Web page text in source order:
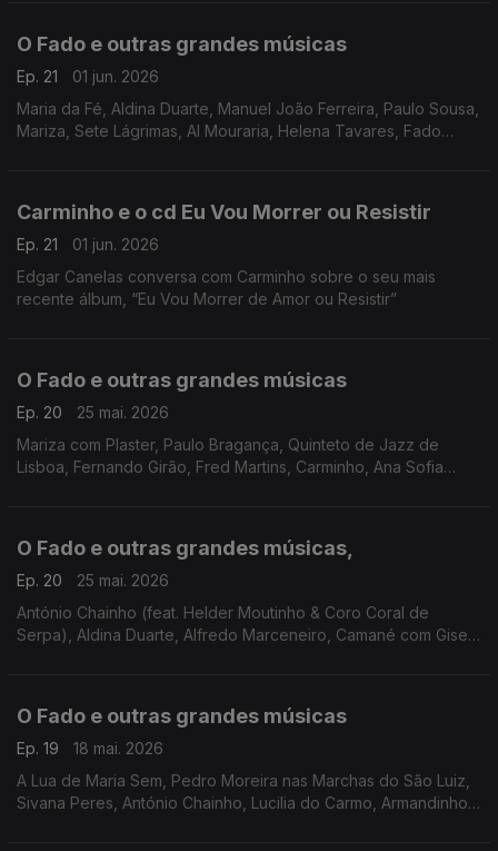
O Fado e outras grandes músicas
Ep. 21
01 jun. 2026
Maria da Fé, Aldina Duarte, Manuel João Ferreira, Paulo Sousa,
Mariza, Sete Lágrimas, Al Mouraria, Helena Tavares, Fado
Carminho e o cd Eu Vou Morrer ou Resistir
Ep. 21
01 jun. 2026
Edgar Canelas conversa com Carminho sobre o seu mais
recente álbum, “Eu Vou Morrer de Amor ou Resistir”
O Fado e outras grandes músicas
Ep. 20
25 mai. 2026
Mariza com Plaster, Paulo Bragança, Quinteto de Jazz de
Lisboa, Fernando Girão, Fred Martins, Carminho, Ana Sofia
O Fado e outras grandes músicas,
Ep. 20
25 mai. 2026
António Chainho (feat. Helder Moutinho & Coro Coral de
Serpa), Aldina Duarte, Alfredo Marceneiro, Camané com Gisela
O Fado e outras grandes músicas
Ep. 19
18 mai. 2026
A Lua de Maria Sem, Pedro Moreira nas Marchas do São Luiz,
Sivana Peres, António Chainho, Lucilia do Carmo, Armandinho,